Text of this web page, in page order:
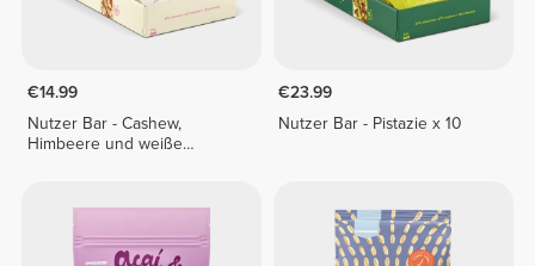
€14.99
Nutzer Bar - Cashew,
Himbeere und weiße
€23.99
Nutzer Bar - Pistazie x 10